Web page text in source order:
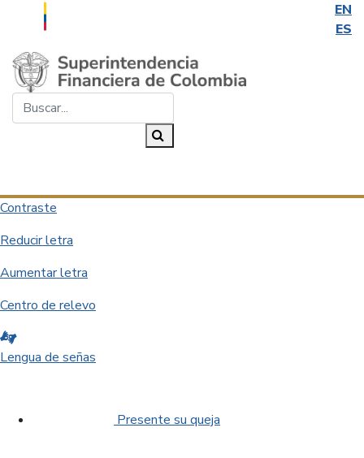
EN
ES
Saltar al contenido principal
Contraste
Reducir letra
Aumentar letra
Centro de relevo
Lengua de señas
Presente su queja